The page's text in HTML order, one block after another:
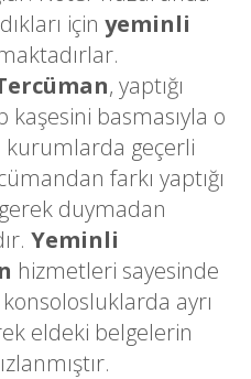
için yeminli
, yaptığı
kaşesini basmasıyla o
kurumlarda geçerli
farkı yaptığı
duymadan
Yeminli
hizmetleri sayesinde
ayrı
eldeki belgelerin